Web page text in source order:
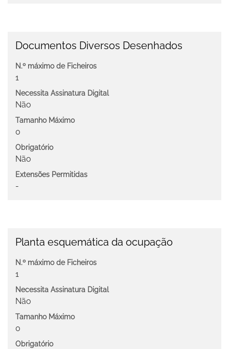
Documentos Diversos Desenhados
N.º máximo de Ficheiros
1
Necessita Assinatura Digital
Não
Tamanho Máximo
0
Obrigatório
Não
Extensões Permitidas
-
Planta esquemática da ocupação
N.º máximo de Ficheiros
1
Necessita Assinatura Digital
Não
Tamanho Máximo
0
Obrigatório